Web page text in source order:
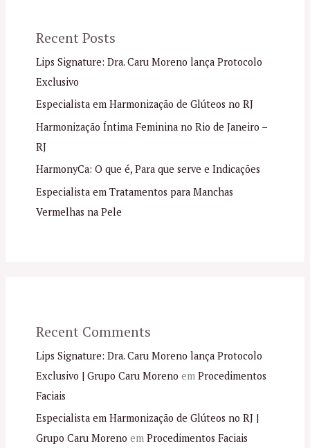
Recent Posts
Lips Signature: Dra. Caru Moreno lança Protocolo
Exclusivo
Especialista em Harmonização de Glúteos no RJ
Harmonização Íntima Feminina no Rio de Janeiro –
RJ
HarmonyCa: O que é, Para que serve e Indicações
Especialista em Tratamentos para Manchas
Vermelhas na Pele
Recent Comments
Lips Signature: Dra. Caru Moreno lança Protocolo
Exclusivo | Grupo Caru Moreno em Procedimentos
Faciais
Especialista em Harmonização de Glúteos no RJ |
Grupo Caru Moreno em Procedimentos Faciais